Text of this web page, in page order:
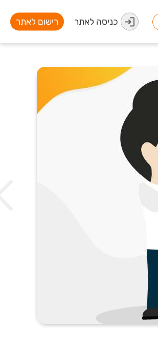
כניסה לאתר רישום לאתר